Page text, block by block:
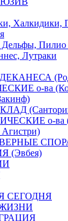
Халкидики,
Пилио
Лутраки
о-ва
о-ва
(Эвбея)
СЕГОДНЯ